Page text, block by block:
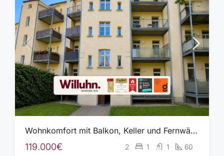
Wohnkomfort mit Balkon, Keller und Fernwärme
119.000€ 2 1 1 60